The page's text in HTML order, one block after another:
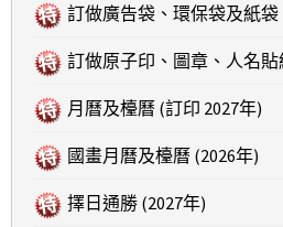
訂做廣告袋、環保袋及紙袋
訂做原子印、圖章、人名貼
月曆及檯曆 (訂印 2027年)
國畫月曆及檯曆 (2026年)
擇日通勝 (2027年)